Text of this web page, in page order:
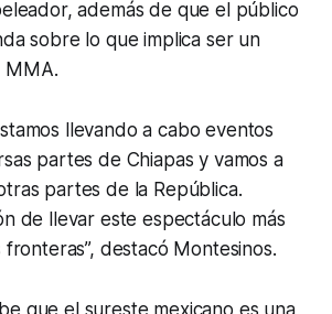
además de que el público
sobre lo que implica ser un
MMA.
llevando a cabo eventos
partes de Chiapas y vamos a
partes de la República.
de llevar este espectáculo más
destacó Montesinos.
que el sureste mexicano es una